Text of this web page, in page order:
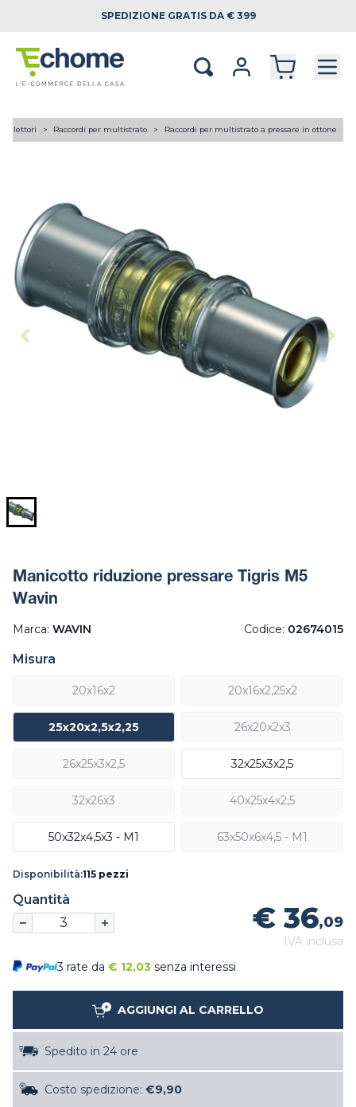
SPEDIZIONE GRATIS DA € 399
collettori Raccordi per multistrato Raccordi per multistrato a pressare in ottone
Manicotto riduzione pressare Tigris M5
Wavin
Marca: WAVIN Codice: 02674015
Misura
20x16x2 20x16x2,25x2
25x20x2,5x2,25 26x20x2x3
26x25x3x2,5 32x25x3x2,5
32x26x3 40x25x4x2,5
50x32x4,5x3 - M1 63x50x6x4,5 - M1
Disponibilità:115 pezzi
Quantità
€ 36,09
IVA inclusa
3 rate da € 12,03 senza interessi
AGGIUNGI AL CARRELLO
Spedito in 24 ore
Costo spedizione: €9,90